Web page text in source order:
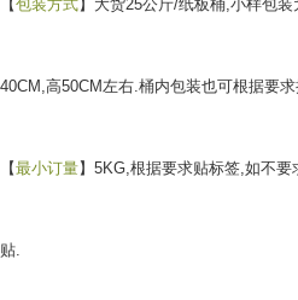
【包装方式】大货25公斤/纸板桶,小样包
40CM,高50CM左右.桶内包装也可根据要
【最小订量】5KG,根据要求贴标签,如不
贴.